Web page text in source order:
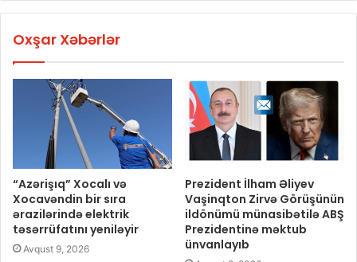
Oxşar Xəbərlər
“Azərişıq” Xocalı və
Xocavəndin bir sıra
ərazilərində elektrik
təsərrüfatını yeniləyir
Avqust 9, 2026
Prezident İlham Əliyev
Vaşinqton Zirvə Görüşünün
ildönümü münasibətilə ABŞ
Prezidentinə məktub
ünvanlayıb